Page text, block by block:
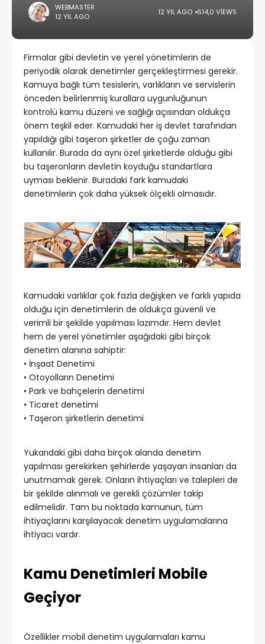
WEBMASTER
12 YIL AGO
12 YIL AGO 614,0 VIEWS
Firmalar gibi devletin ve yerel yönetimlerin de
periyodik olarak denetimler gerçekleştirmesi gerekir.
Kamuya bağlı tüm tesislerin, varlıkların ve servislerin
önceden belirlenmiş kurallara uygunluğunun
kontrolü kamu düzeni ve sağlığı açısından oldukça
önem teşkil eder. Kamudaki her iş devlet tarafından
yapıldığı gibi taşeron şirketler de çoğu zaman
kullanılır. Burada da aynı özel şirketlerde olduğu gibi
bu taşeronların devletin koyduğu standartlara
uyması beklenir. Buradaki fark kamudaki
denetimlerin çok daha yüksek ölçekli olmasıdır.
Kamudaki varlıklar çok fazla değişken ve farklı yapıda
olduğu için denetimlerin de oldukça güvenli ve
verimli bir şekilde yapılması lazımdır. Hem devlet
hem de yerel yönetimler aşağıdaki gibi birçok
denetim alanına sahiptir:
• İnşaat Denetimi
• Otoyolların Denetimi
• Park ve bahçelerin denetimi
• Ticaret denetimi
• Taşeron şirketlerin denetimi
Yukarıdaki gibi daha birçok alanda denetim
yapılması gerekirken şehirlerde yaşayan insanları da
unutmamak gerek. Onların ihtiyaçları ve talepleri de
bir şekilde alınmalı ve gerekli çözümler takip
edilmelidir. Tam bu noktada kamunun, tüm
ihtiyaçlarını karşılayacak denetim uygulamalarına
ihtiyacı vardır.
Kamu Denetimleri Mobile
Geçiyor
Özellikler mobil denetim uygulamaları kamu